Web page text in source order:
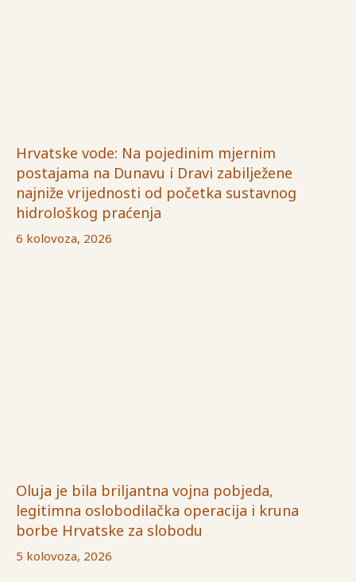
Hrvatske vode: Na pojedinim mjernim
postajama na Dunavu i Dravi zabilježene
najniže vrijednosti od početka sustavnog
hidrološkog praćenja
6 kolovoza, 2026
Oluja je bila briljantna vojna pobjeda,
legitimna oslobodilačka operacija i kruna
borbe Hrvatske za slobodu
5 kolovoza, 2026